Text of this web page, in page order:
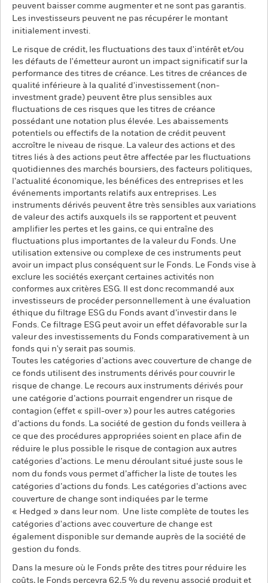
peuvent baisser comme augmenter et ne sont pas garantis.
Les investisseurs peuvent ne pas récupérer le montant
initialement investi.
Le risque de crédit, les fluctuations des taux d'intérêt et/ou
les défauts de l'émetteur auront un impact significatif sur la
performance des titres de créance. Les titres de créances de
qualité inférieure à la qualité d'investissement (non-
investment grade) peuvent être plus sensibles aux
fluctuations de ces risques que les titres de créance
possédant une notation plus élevée. Les abaissements
potentiels ou effectifs de la notation de crédit peuvent
accroître le niveau de risque. La valeur des actions et des
titres liés à des actions peut être affectée par les fluctuations
quotidiennes des marchés boursiers, des facteurs politiques,
l’actualité économique, les bénéfices des entreprises et les
événements importants relatifs aux entreprises. Les
instruments dérivés peuvent être très sensibles aux variations
de valeur des actifs auxquels ils se rapportent et peuvent
amplifier les pertes et les gains, ce qui entraîne des
fluctuations plus importantes de la valeur du Fonds. Une
utilisation extensive ou complexe de ces instruments peut
avoir un impact plus conséquent sur le Fonds. Le Fonds vise à
exclure les sociétés exerçant certaines activités non
conformes aux critères ESG. Il est donc recommandé aux
investisseurs de procéder personnellement à une évaluation
éthique du filtrage ESG du Fonds avant d’investir dans le
Fonds. Ce filtrage ESG peut avoir un effet défavorable sur la
valeur des investissements du Fonds comparativement à un
fonds qui n'y serait pas soumis.
Toutes les catégories d’actions avec couverture de change de
ce fonds utilisent des instruments dérivés pour couvrir le
risque de change. Le recours aux instruments dérivés pour
une catégorie d’actions pourrait engendrer un risque de
contagion (effet « spill-over ») pour les autres catégories
d’actions du fonds. La société de gestion du fonds veillera à
ce que des procédures appropriées soient en place afin de
réduire le plus possible le risque de contagion aux autres
catégories d’actions. Le menu déroulant situé juste sous le
nom du fonds vous permet d’afficher la liste de toutes les
catégories d’actions du fonds. Les catégories d’actions avec
couverture de change sont indiquées par le terme
« Hedged » dans leur nom. Une liste complète de toutes les
catégories d'actions avec couverture de change est
également disponible sur demande auprès de la société de
gestion du fonds.
Dans la mesure où le Fonds prête des titres pour réduire les
coûts, le Fonds percevra 62,5 % du revenu associé produit et